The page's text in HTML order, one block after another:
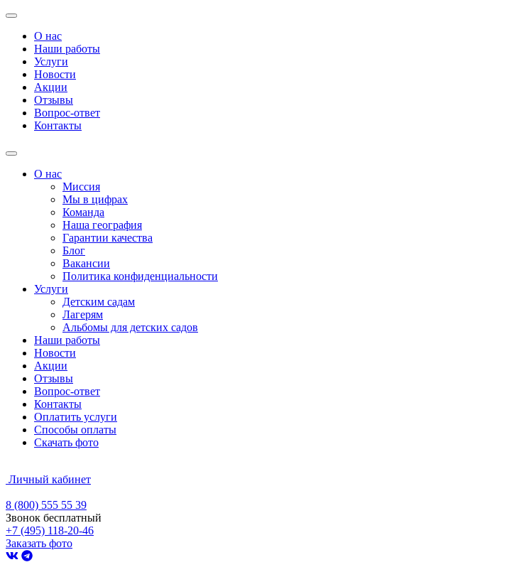
О нас
Наши работы
Услуги
Новости
Акции
Отзывы
Вопрос-ответ
Контакты
О нас
Миссия
Мы в цифрах
Команда
Наша география
Гарантии качества
Блог
Вакансии
Политика конфиденциальности
Услуги
Детским садам
Лагерям
Альбомы для детских садов
Наши работы
Новости
Акции
Отзывы
Вопрос-ответ
Контакты
Оплатить услуги
Способы оплаты
Скачать фото
Личный кабинет
8 (800) 555 55 39
Звонок бесплатный
+7 (495) 118-20-46
Заказать фото